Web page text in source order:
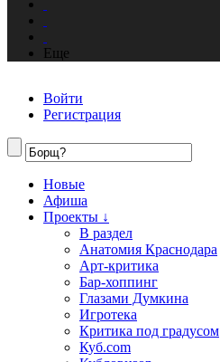
Еще
Войти
Регистрация
Новые
Афиша
Проекты ↓
В раздел
Анатомия Краснодара
Арт-критика
Бар-хоппинг
Глазами Думкина
Игротека
Критика под градусом
Куб.com